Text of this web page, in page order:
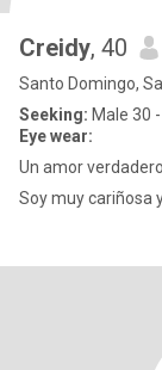
Creidy, 40
Santo Domingo,
Seeking: Male 30
Eye wear:
Un amor verdadero
Soy muy cariñosa